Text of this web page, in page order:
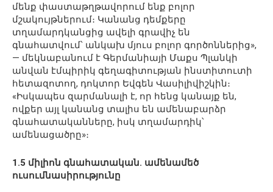
մենք փաստաթղթավորում ենք բոլոր
մշակույթներում։ Կանանց դեմքերը
տղամարդկանցից ավելի գրավիչ են
գնահատվում՝ անկախ մյուս բոլոր գործոններից»,
— մեկնաբանում է Գերմանիայի Մաքս Պլանկի
անվան էմպիրիկ գեղագիտության ինստիտուտի
հետազոտող, դոկտոր Եվգեն Վասիլիվիշկին։
«Իսկապես զարմանալի է, որ հենց կանայք են,
ովքեր այլ կանանց տալիս են ամենաբարձր
գնահատականները, իսկ տղամարդիկ՝
ամենացածրը»։
1.5 միլիոն գնահատական. ամենամեծ
ուսումնասիրությունը